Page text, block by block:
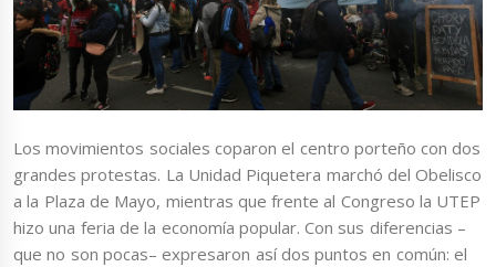
Los movimientos sociales coparon el centro porteño con dos
grandes protestas. La Unidad Piquetera marchó del Obelisco
a la Plaza de Mayo, mientras que frente al Congreso la UTEP
hizo una feria de la economía popular. Con sus diferencias –
que no son pocas– expresaron así dos puntos en común: el